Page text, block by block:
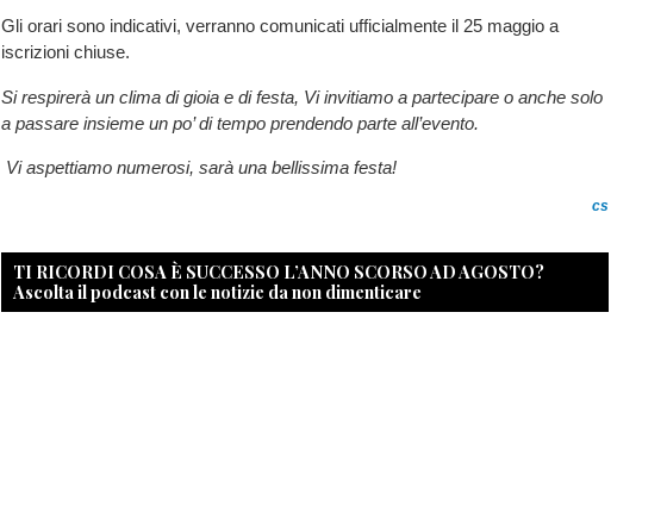
Gli orari sono indicativi, verranno comunicati ufficialmente il 25 maggio a
iscrizioni chiuse.
Si respirerà un clima di gioia e di festa, Vi invitiamo a partecipare o anche solo
a passare insieme un po’ di tempo prendendo parte all’evento.
Vi aspettiamo numerosi, sarà una bellissima festa!
cs
TI RICORDI COSA È SUCCESSO L’ANNO SCORSO AD AGOSTO?
Ascolta il podcast con le notizie da non dimenticare